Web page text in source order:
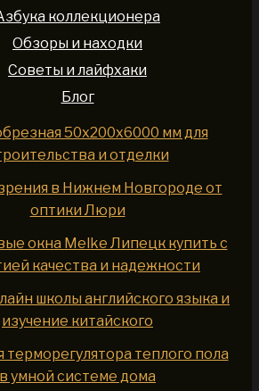
коллекционера
Обзоры и находки
Советы и лайфхаки
Блог
50x200x6000 мм для
и отделки
в Нижнем Новгороде от
оптики Люри
окна Melke Липецк купить с
качества и надежности
школы английского языка и
изучение китайского
терморегулятора теплого пола
в умной системе дома